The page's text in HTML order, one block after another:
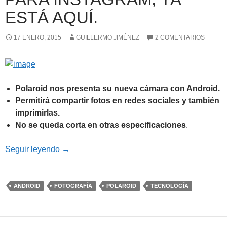
ESTÁ AQUÍ.
17 ENERO, 2015 GUILLERMO JIMÉNEZ 2 COMENTARIOS
Polaroid nos presenta su nueva cámara con Android.
Permitirá compartir fotos en redes sociales y también
imprimirlas.
No se queda corta en otras especificaciones.
Seguir leyendo Socialmatic, la cámara para Instagram, ya
→
ANDROID FOTOGRAFÍA POLAROID TECNOLOGÍA